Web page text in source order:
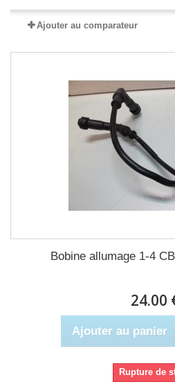
Ajouter au comparateur
Bobine allumage 1-4
24.00
Ajouter au panier
Rupture de